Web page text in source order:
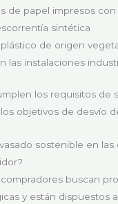
de papel impresos
sintética
plástico de origen
las instalaciones
los requisitos de
objetivos de desvío
sostenible en las
buscan
y están dispuestos